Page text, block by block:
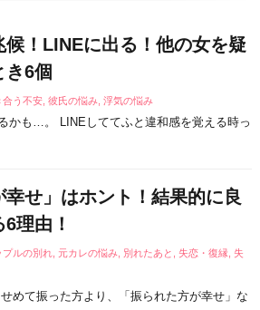
！LINEに出る！他の女を疑
き6個
合う不安 ,彼氏の悩み ,浮気の悩み
かも…。 LINEしててふと違和感を覚える時っ
幸せ」はホント！結果的に良
理由！
プルの別れ 元カレの悩み 別れたあと ,失恋・復縁 ,失
めて振った方より、「振られた方が幸せ」な